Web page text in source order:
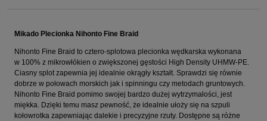
Mikado Plecionka Nihonto Fine Braid
Nihonto Fine Braid to cztero-splotowa plecionka wędkarska wykonana
w 100% z mikrowłókien o zwiększonej gęstości High Density UHMW-PE.
Ciasny splot zapewnia jej idealnie okrągły kształt. Sprawdzi się równie
dobrze w połowach morskich jak i spinningu czy metodach gruntowych.
Nihonto Fine Braid pomimo swojej bardzo dużej wytrzymałości, jest
miękka. Dzięki temu masz pewność, że idealnie ułoży się na szpuli
kołowrotka zapewniając dalekie i precyzyjne rzuty. Dostępne są różne